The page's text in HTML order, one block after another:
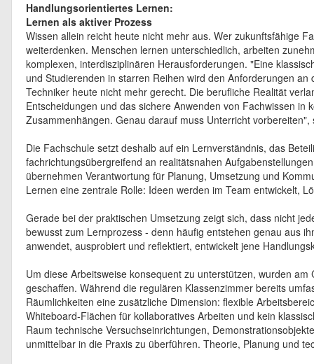
Handlungsorientiertes Lernen:
Lernen als aktiver Prozess
Wissen allein reicht heute nicht mehr aus. Wer zukunftsfähige
weiterdenken. Menschen lernen unterschiedlich, arbeiten
komplexen, interdisziplinären Herausforderungen. "Eine
und Studierenden in starren Reihen wird den Anforderungen
Techniker heute nicht mehr gerecht. Die berufliche Realität
Entscheidungen und das sichere Anwenden von Fachwissen in
Zusammenhängen. Genau darauf muss Unterricht
Die Fachschule setzt deshalb auf ein Lernverständnis, das
fachrichtungsübergreifend an realitätsnahen
übernehmen Verantwortung für Planung, Umsetzung und
Lernen eine zentrale Rolle: Ideen werden im Team entwickelt,
Gerade bei der praktischen Umsetzung zeigt sich, dass nicht
bewusst zum Lernprozess - denn häufig entstehen genau aus
anwendet, ausprobiert und reflektiert, entwickelt jene
Um diese Arbeitsweise konsequent zu unterstützen, wurden
geschaffen. Während die regulären Klassenzimmer bereits
Räumlichkeiten eine zusätzliche Dimension: flexible
Whiteboard-Flächen für kollaboratives Arbeiten und kein
Raum technische Versuchseinrichtungen,
unmittelbar in die Praxis zu überführen. Theorie, Planung und